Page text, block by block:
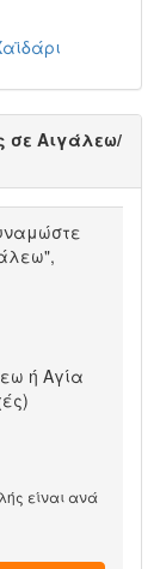
σε Αιγάλεω/
ή Αγία
είναι ανά